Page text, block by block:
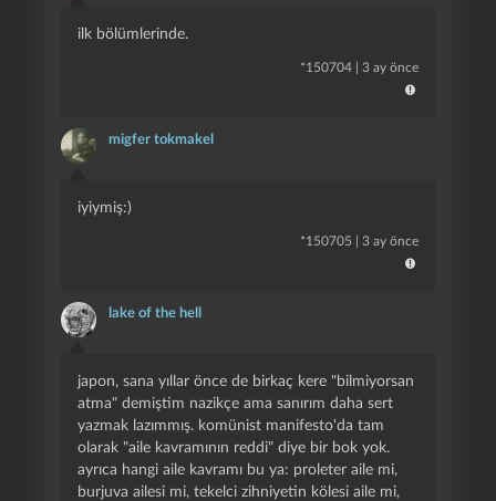
ilk bölümlerinde.
*150704 3 ay önce
migfer tokmakel
i̇yiymiş:)
*150705 3 ay önce
lake of the hell
japon, sana yıllar önce de birkaç kere "bilmiyorsan
atma" demiştim nazikçe ama sanırım daha sert
yazmak lazımmış. komünist manifesto'da tam
olarak "aile kavramının reddi" diye bir bok yok.
ayrıca hangi aile kavramı bu ya: proleter aile mi,
burjuva ailesi mi, tekelci zihniyetin kölesi aile mi,